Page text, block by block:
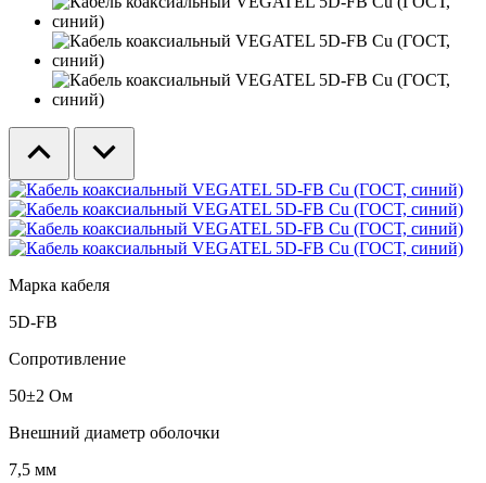
Марка кабеля
5D-FB
Сопротивление
50±2 Ом
Внешний диаметр оболочки
7,5 мм